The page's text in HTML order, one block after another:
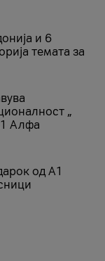
и 6
темата за
„
Алфа
од А1